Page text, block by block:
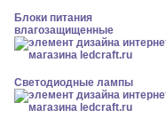
Блоки питания
влагозащищенные
Светодиодные лампы